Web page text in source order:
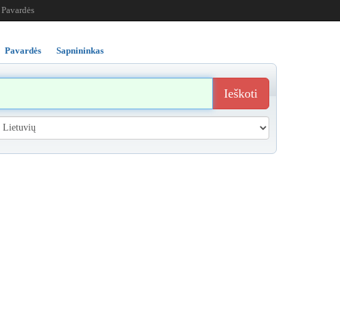
Pavardės
Pavardės Sapnininkas
Ieškoti